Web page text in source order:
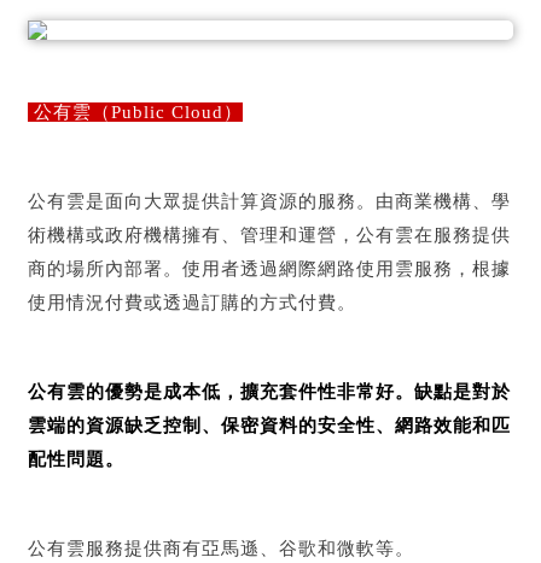
公有雲（Public Cloud）
公有雲是面向大眾提供計算資源的服務。由商業機構、學
術機構或政府機構擁有、管理和運營，公有雲在服務提供
商的場所內部署。使用者透過網際網路使用雲服務，根據
使用情況付費或透過訂購的方式付費。
公有雲的優勢是成本低，擴充套件性非常好。缺點是對於
雲端的資源缺乏控制、保密資料的安全性、網路效能和匹
配性問題。
公有雲服務提供商有亞馬遜、谷歌和微軟等。